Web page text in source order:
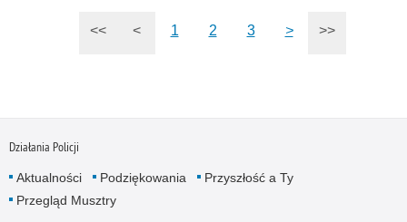
<< < 1 2 3 > >>
Działania Policji
Aktualności Podziękowania
Przyszłość a Ty
Przegląd Musztry